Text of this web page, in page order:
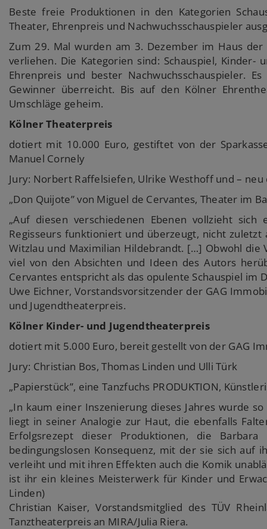
Beste freie Produktionen in den Kategorien
Theater, Ehrenpreis und Nachwuchsschauspieler
Zum 29. Mal wurden am 3. Dezember im Haus
verliehen. Die Kategorien sind: Schauspiel, Kinder-
Ehrenpreis und bester Nachwuchsschauspieler.
Gewinner überreicht. Bis auf den Kölner
Umschläge geheim.
Kölner Theaterpreis
dotiert mit 10.000 Euro, gestiftet von der
Manuel Cornely
Jury: Norbert Raffelsiefen, Ulrike Westhoff und –
„Don Quijote” von Miguel de Cervantes, Theater im
„Auf diesen verschiedenen Ebenen vollzieht
Regisseurs funktioniert und überzeugt, nicht
Witzlau und Maximilian Hildebrandt. […] Obwohl die
viel von den Absichten und Ideen des Autors
Cervantes entspricht als das opulente Schauspiel im
Uwe Eichner, Vorstandsvorsitzender der GAG
und Jugendtheaterpreis.
Kölner Kinder- und Jugendtheaterpreis
dotiert mit 5.000 Euro, bereit gestellt von der GAG
Jury: Christian Bos, Thomas Linden und Ulli Türk
„Papierstück”, eine Tanzfuchs PRODUKTION,
„In kaum einer Inszenierung dieses Jahres wurde
liegt in seiner Analogie zur Haut, die ebenfalls
Erfolgsrezept dieser Produktionen, die
bedingungslosen Konsequenz, mit der sie sich auf
verleiht und mit ihren Effekten auch die Komik
ist ihr ein kleines Meisterwerk für Kinder und
Linden)
Christian Kaiser, Vorstandsmitglied des TÜV
Tanztheaterpreis an MIRA/Julia Riera.